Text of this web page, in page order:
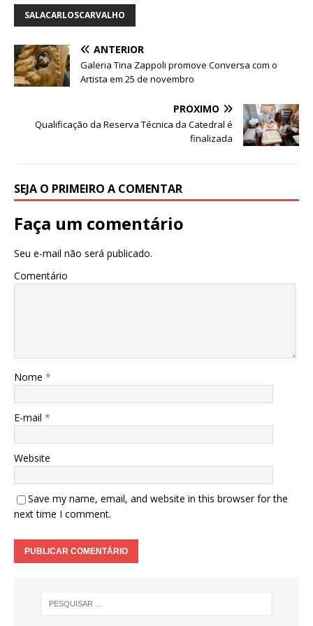
b
o
o
k
r A
p
n
e
r
SALACARLOSCARVALHO
ANTERIOR
Galeria Tina Zappoli promove Conversa com o
Artista em 25 de novembro
PRÓXIMO
Qualificação da Reserva Técnica da Catedral é
finalizada
SEJA O PRIMEIRO A COMENTAR
Faça um comentário
Seu e-mail não será publicado.
Comentário
Nome *
E-mail *
Website
Save my name, email, and website in this browser for the
next time I comment.